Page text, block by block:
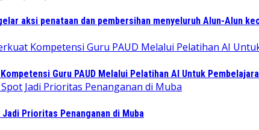
aksi penataan dan pembersihan menyeluruh Alun-Alun
Guru PAUD Melalui Pelatihan AI Untuk
Prioritas Penanganan di Muba